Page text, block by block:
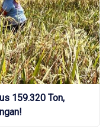
159.320 Ton,